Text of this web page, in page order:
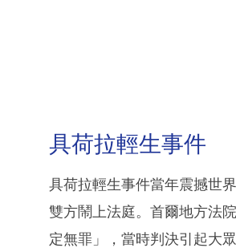
具荷拉輕生事件
具荷拉輕生事件當年震撼世
雙方鬧上法庭。首爾地方法
定無罪」，當時判決引起大